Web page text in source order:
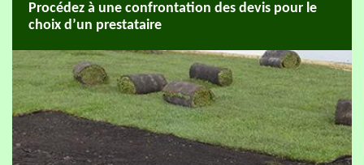
Procédez à une confrontation des devis pour le
choix d’un prestataire